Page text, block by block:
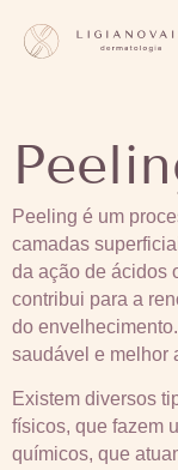
Peeling é um
camadas
da ação de ácidos
contribui para a
do
saudável e melhor
Existem diversos
físicos, que fazem
químicos, que